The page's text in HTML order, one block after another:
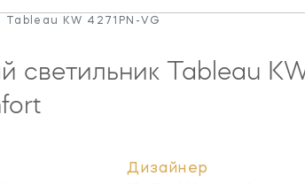
Tableau KW 4271PN-VG
светильник Tableau
Дизайнер